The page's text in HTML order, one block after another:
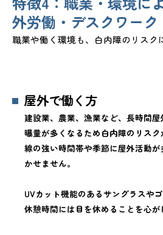
外労働・デスクワーク
職業や働く環境も、白内障のリスク
屋外で働く方
建設業、農業、漁業など、長時間
曝量が多くなるため白内障のリス
線の強い時間帯や季節に屋外活動
かせません。
UVカット機能のあるサングラスや
休憩時間には目を休めることを心が